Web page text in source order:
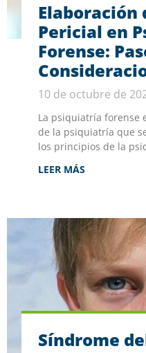
Elaboración
Pericial en
Forense:
10 de octubre de
La psiquiatría forense
de la psiquiatría que
los principios de la
LEER MÁS
Síndrome